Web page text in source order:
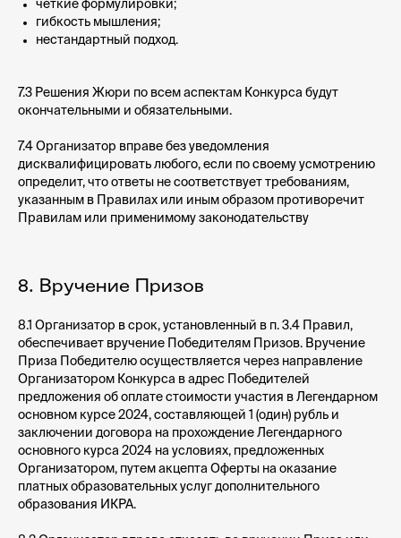
чёткие формулировки;
гибкость мышления;
нестандартный подход.
7.3 Решения Жюри по всем аспектам Конкурса будут
окончательными и обязательными.
7.4 Организатор вправе без уведомления
дисквалифицировать любого, если по своему усмотрению
определит, что ответы не соответствует требованиям,
указанным в Правилах или иным образом противоречит
Правилам или применимому законодательству
8. Вручение Призов
8.1 Организатор в срок, установленный в п. 3.4 Правил,
обеспечивает вручение Победителям Призов. Вручение
Приза Победителю осуществляется через направление
Организатором Конкурса в адрес Победителей
предложения об оплате стоимости участия в Легендарном
основном курсе 2024, составляющей 1 (один) рубль и
заключении договора на прохождение Легендарного
основного курса 2024 на условиях, предложенных
Организатором, путем акцепта Оферты на оказание
платных образовательных услуг дополнительного
образования ИКРА.